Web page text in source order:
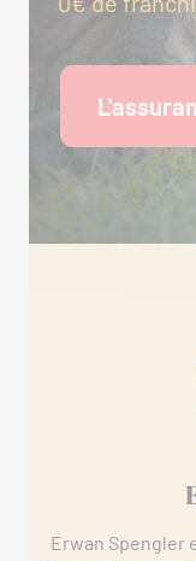
Erwan Spengler